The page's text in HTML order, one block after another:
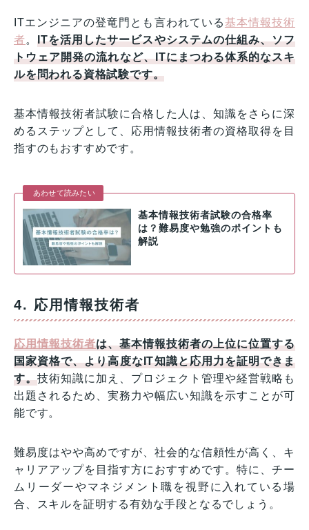
ITエンジニアの登竜門とも言われている基本情報技術
者 。ITを活用したサービスやシステムの仕組み、ソフ
トウェア開発の流れなど、ITにまつわる体系的なスキ
ルを問われる資格試験です。
基本情報技術者試験に合格した人は、知識をさらに深
めるステップとして、応用情報技術者の資格取得を目
指すのもおすすめです。
あわせて読みたい
基本情報技術者試験の合格率
は？難易度や勉強のポイントも
解説
4. 応用情報技術者
応用情報技術者は、基本情報技術者の上位に位置する
国家資格で、より高度なIT知識と応用力を証明できま
す。技術知識に加え、プロジェクト管理や経営戦略も
出題されるため、実務力や幅広い知識を示すことが可
能です。
難易度はやや高めですが、社会的な信頼性が高く、キ
ャリアアップを目指す方におすすめです。特に、チー
ムリーダーやマネジメント職を視野に入れている場
合、スキルを証明する有効な手段となるでしょう。